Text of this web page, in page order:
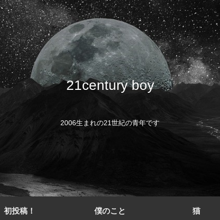
21century boy
2006生まれの21世紀の青年です
初投稿！ 僕のこと 猫